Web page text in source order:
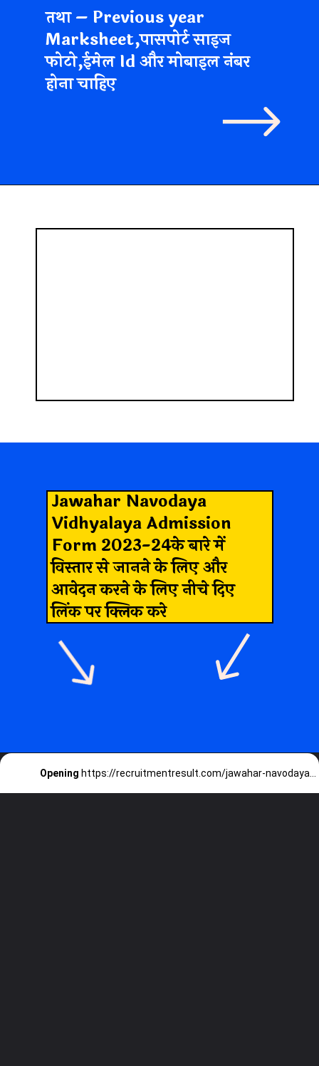
तथा– Previous year
Marksheet,पासपोर्ट साइज
फोटो,ईमेल Id और मोबाइल नंबर
होना चाहिए
Jawahar Navodaya
Vidhyalaya Admission
Form 2023-24के बारे में
विस्तार से जानने के लिए और
आवेदन करने के लिए नीचे दिए
लिंक पर क्लिक करे
Opening